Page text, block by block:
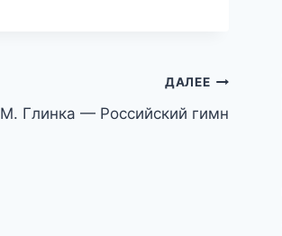
ДАЛЕЕ
М. Глинка — Российский гимн